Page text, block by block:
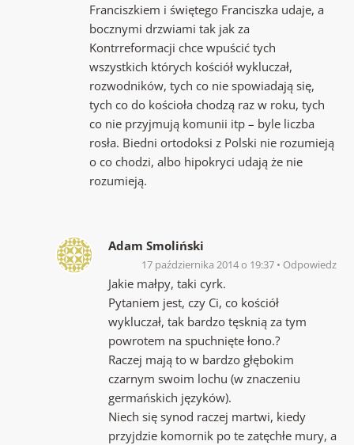
Franciszkiem i świętego Franciszka udaje, a
bocznymi drzwiami tak jak za
Kontrreformacji chce wpuścić tych
wszystkich których kościół wykluczał,
rozwodników, tych co nie spowiadają się,
tych co do kościoła chodzą raz w roku, tych
co nie przyjmują komunii itp – byle liczba
rosła. Biedni ortodoksi z Polski nie rozumieją
o co chodzi, albo hipokryci udają że nie
rozumieją.
Adam Smoliński
17 października 2014 o 19:37 Odpowiedz
Jakie małpy, taki cyrk.
Pytaniem jest, czy Ci, co kościół
wykluczał, tak bardzo tęsknią za tym
powrotem na spuchnięte łono.?
Raczej mają to w bardzo głębokim
czarnym swoim lochu (w znaczeniu
germańskich języków).
Niech się synod raczej martwi, kiedy
przyjdzie komornik po te zatęchłe mury, a